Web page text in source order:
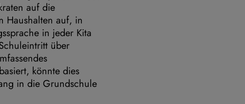
auf die
Haushalten auf, in
in jeder Kita
über
könnte dies
in die Grundschule